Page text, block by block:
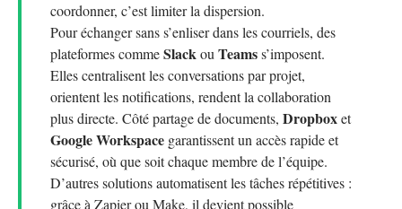
coordonner, c’est limiter la dispersion.
Pour échanger sans s’enliser dans les courriels, des
plateformes commeSlackou Teamss’imposent.
Elles centralisent les conversations par projet,
orientent les notifications, rendent la collaboration
plus directe. Côté partage de documents, Dropboxet
Google Workspace garantissent un accès rapide et
sécurisé, où que soit chaque membre de l’équipe.
D’autres solutions automatisent les tâches répétitives :
grâce à Zapier ou Make, il devient possible